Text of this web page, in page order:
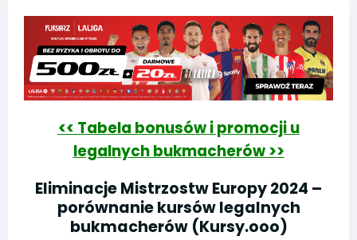
<< Tabela bonusów i promocji u
legalnych bukmacherów >>
Eliminacje Mistrzostw Europy 2024 –
porównanie kursów legalnych
bukmacherów (Kursy.ooo)